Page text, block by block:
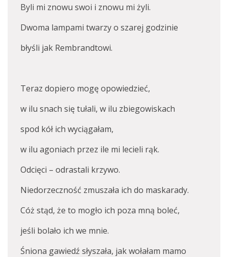
Byli mi znowu swoi i znowu mi żyli.
Dwoma lampami twarzy o szarej godzinie
błyśli jak Rembrandtowi.
Teraz dopiero mogę opowiedzieć,
w ilu snach się tułali, w ilu zbiegowiskach
spod kół ich wyciągałam,
w ilu agoniach przez ile mi lecieli rąk.
Odcięci – odrastali krzywo.
Niedorzeczność zmuszała ich do maskarady.
Cóż stąd, że to mogło ich poza mną boleć,
jeśli bolało ich we mnie.
Śniona gawiedź słyszała, jak wołałam mamo